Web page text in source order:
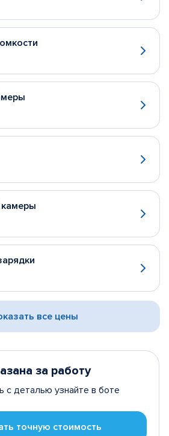
все цены
за работу
с деталью узнайте в боте
точную стоимость